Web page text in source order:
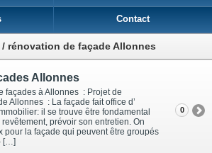
Contact
/ rénovation de façade Allonnes
Allonnes
façades à Allonnes : Projet de
Allonnes : La façade fait office d’
il se trouve être fondamental
prévoir son entretien. On
pour la façade qui peuvent être groupés
[…]
0